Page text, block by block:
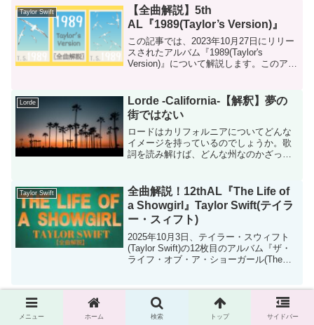
に表現したラブソングです。それでは内
容をチェックしてみましょう。
Taylor Swift
【全曲解説】5th
AL『1989(Taylor’s Version)』
この記事では、2023年10月27日にリリー
スされたアルバム『1989(Taylor's
Version)』について解説します。このアル
ト(Taylor Sw...
Lorde
Lorde -California-【解釈】夢の
街ではない
ロードはカリフォルニアについてどんな
イメージを持っているのでしょうか。歌
詞を読み解けば、どんな州なのかざっく
Taylor Swift
全曲解説！12thAL『The Life of
a Showgirl』Taylor Swift(テイラ
ー・スィフト)
2025年10月3日、テイラー・スウィフト
(Taylor Swift)の12枚目のアルバム『ザ・
ライフ・オブ・ア・ショーガール(The
曲なのか...
スポンサーリンク
メニュー ホーム 検索 トップ サイドバー